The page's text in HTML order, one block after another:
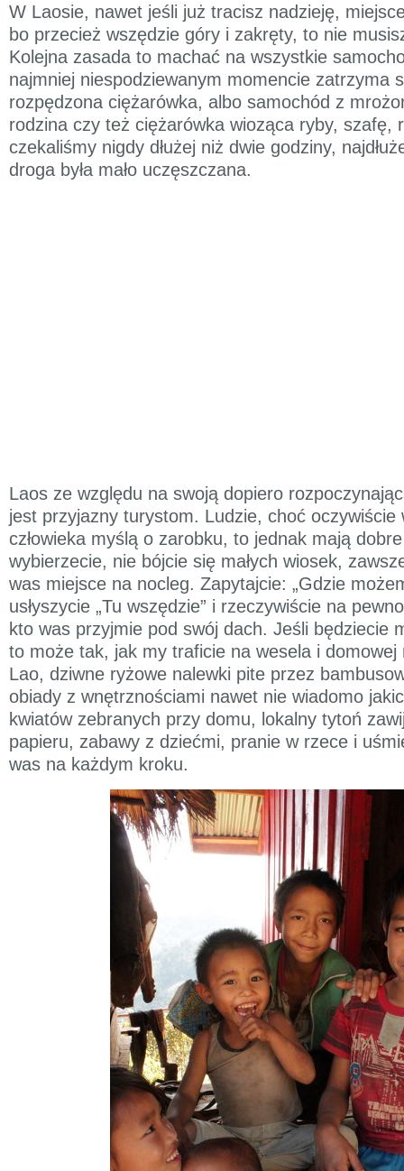
W Laosie, nawet jeśli już tracisz nadzieję,
bo przecież wszędzie góry i zakręty, to nie
Kolejna zasada to machać na wszystkie
najmniej niespodziewanym momencie zatrzyma
rozpędzona ciężarówka, albo samochód z
rodzina czy też ciężarówka wioząca ryby, szafę,
czekaliśmy nigdy dłużej niż dwie godziny,
droga była mało uczęszczana.
Laos ze względu na swoją dopiero
jest przyjazny turystom. Ludzie, choć oczywiście
człowieka myślą o zarobku, to jednak mają
wybierzecie, nie bójcie się małych wiosek,
was miejsce na nocleg. Zapytajcie: „Gdzie
usłyszycie „Tu wszędzie” i rzeczywiście na
kto was przyjmie pod swój dach. Jeśli będziecie
to może tak, jak my traficie na wesela i domowej
Lao, dziwne ryżowe nalewki pite przez
obiady z wnętrznościami nawet nie wiadomo
kwiatów zebranych przy domu, lokalny tytoń
papieru, zabawy z dziećmi, pranie w rzece i
was na każdym kroku.